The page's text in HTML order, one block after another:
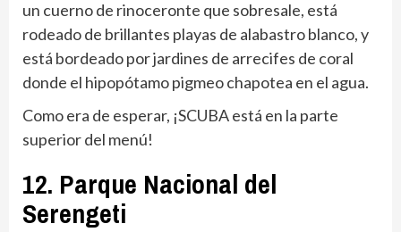
un cuerno de rinoceronte que sobresale, está
rodeado de brillantes playas de alabastro blanco, y
está bordeado por jardines de arrecifes de coral
donde el hipopótamo pigmeo chapotea en el agua.
Como era de esperar, ¡SCUBA está en la parte
superior del menú!
12. Parque Nacional del
Serengeti